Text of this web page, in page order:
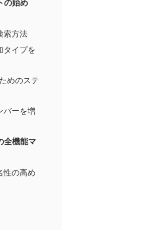
の始め
索方法
タイプを
めのステ
バーを増
全機能マ
性の高め